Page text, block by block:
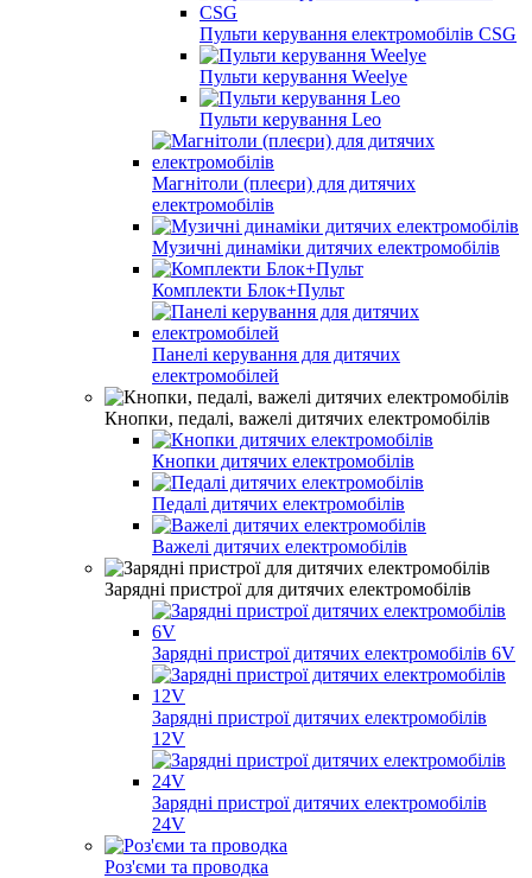
Пульти керування електромобілів CSG
Пульти керування Weelye
Пульти керування Leo
Магнітоли (плеєри) для дитячих
електромобілів
Музичні динаміки дитячих електромобілів
Комплекти Блок+Пульт
Панелі керування для дитячих
електромобілей
Кнопки, педалі, важелі дитячих електромобілів
Кнопки дитячих електромобілів
Педалі дитячих електромобілів
Важелі дитячих електромобілів
Зарядні пристрої для дитячих електромобілів
Зарядні пристрої дитячих електромобілів 6V
Зарядні пристрої дитячих електромобілів
12V
Зарядні пристрої дитячих електромобілів
24V
Роз'єми та проводка